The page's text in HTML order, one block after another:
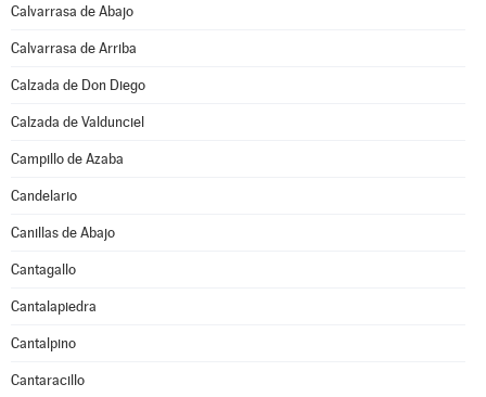
Calvarrasa de Abajo
Calvarrasa de Arriba
Calzada de Don Diego
Calzada de Valdunciel
Campillo de Azaba
Candelario
Canillas de Abajo
Cantagallo
Cantalapiedra
Cantalpino
Cantaracillo